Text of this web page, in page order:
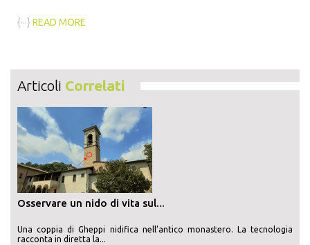
{···} READ MORE
Articoli Correlati
Osservare un nido di vita sul...
Una coppia di Gheppi nidifica nell’antico monastero. La tecnologia
racconta in diretta la...